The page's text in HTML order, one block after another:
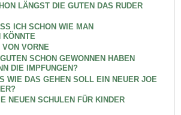
LÄNGST DIE GUTEN DAS RUDER
ICH SCHON WIE MAN
KÖNNTE
VORNE
SCHON GEWONNEN HABEN
DIE IMPFUNGEN?
WIE DAS GEHEN SOLL EIN NEUER JOE
NEUEN SCHULEN FÜR KINDER